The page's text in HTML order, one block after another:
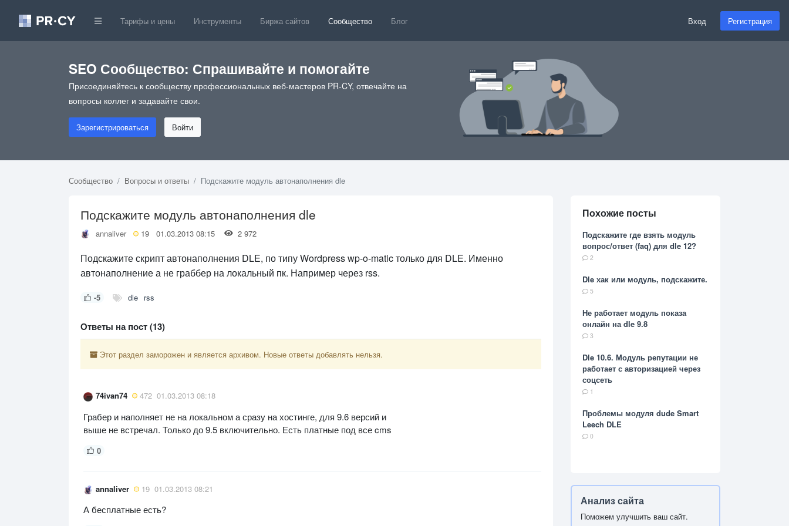
Тарифы и цены Инструменты Биржа сайтов Сообщество Блог Вход Регистрация
SEO Сообщество: Спрашивайте и помогайте
Присоединяйтесь к сообществу профессиональных веб-мастеров PR-CY, отвечайте на
вопросы коллег и задавайте свои.
Зарегистрироваться Войти
Сообщество Вопросы и ответы Подскажите модуль автонаполнения dle
Подскажите модуль автонаполнения dle
annaliver 19 01.03.2013 08:15 2 972
Подскажите скрипт автонаполнения DLE, по типу Wordpress wp-o-matic только для DLE. Именно
автонаполнение а не граббер на локальный пк. Например через rss.
-5 dle rss
Ответы на пост (13)
Этот раздел заморожен и является архивом. Новые ответы добавлять нельзя.
74ivan74 472 01.03.2013 08:18
Грабер и наполняет не на локальном а сразу на хостинге, для 9.6 версий и
выше не встречал. Только до 9.5 включительно. Есть платные под все cms
0
annaliver 19 01.03.2013 08:21
А бесплатные есть?
Похожие посты
Подскажите где взять модуль
вопрос/ответ (faq) для dle 12?
2
Dle хак или модуль, подскажите.
5
Не работает модуль показа
онлайн на dle 9.8
3
Dle 10.6. Модуль репутации не
работает с авторизацией через
соцсеть
1
Проблемы модуля dude Smart
Leech DLE
0
Анализ сайта
Поможем улучшить ваш сайт.